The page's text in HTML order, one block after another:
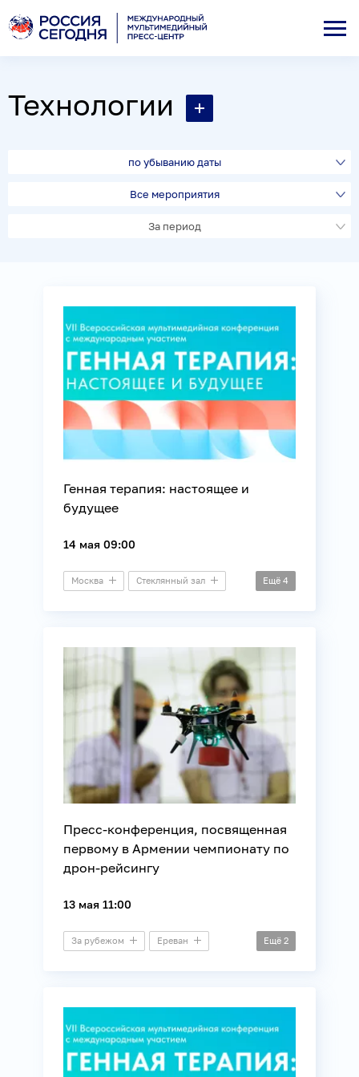
Технологии
по убыванию даты
Все мероприятия
За период
Генная терапия: настоящее и
будущее
14 мая 09:00
Москва Стеклянный зал Ещё 4
Пресс-конференция, посвященная
первому в Армении чемпионату по
дрон-рейсингу
13 мая 11:00
За рубежом Ереван Ещё 2